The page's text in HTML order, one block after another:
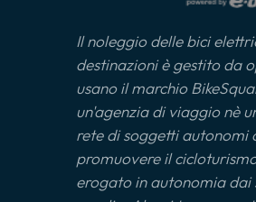
Il noleggio delle bici
destinazioni è gestito da
usano il marchio
un'agenzia di viaggio nè
rete di soggetti autonomi
promuovere il
erogato in autonomia dai